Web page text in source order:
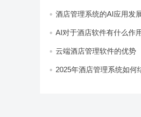
酒店管理系统的AI应用发
AI对于酒店软件有什么作
云端酒店管理软件的优势
2025年酒店管理系统如何